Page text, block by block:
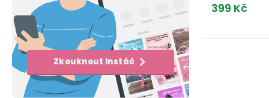
l
Zkouknout Instáč
399 Kč